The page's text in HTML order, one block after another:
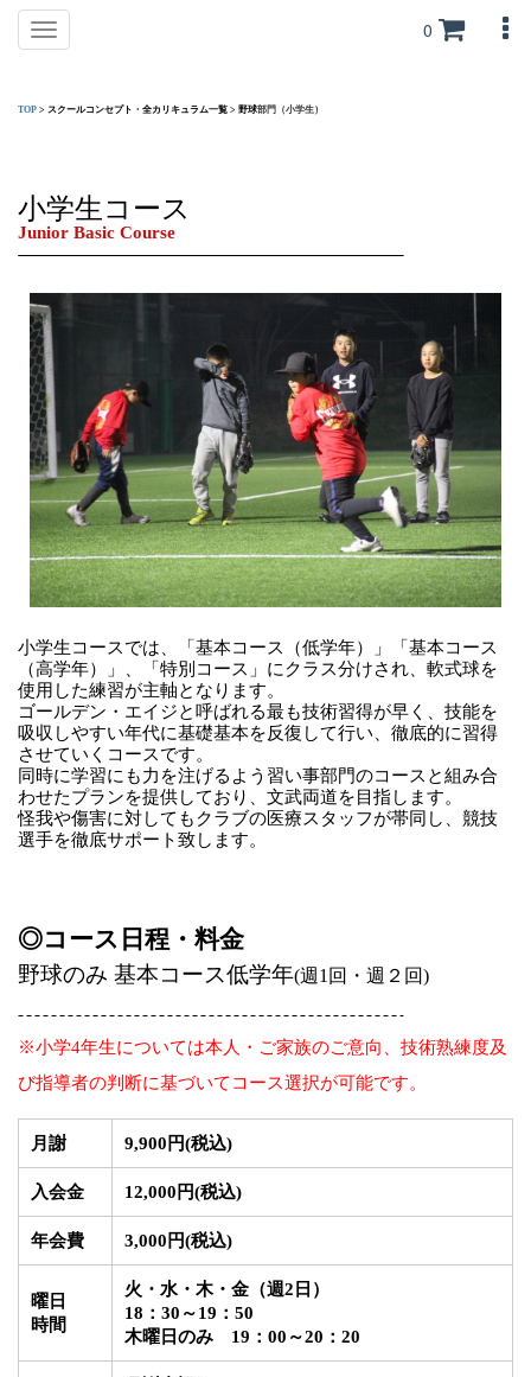
Toggle
navigation
0
TOP > スクールコンセプト・全カリキュラム一覧 > 野球部門（小学生）
小学生コース
Junior Basic Course
小学生コースでは、「基本コース（低学年）」「基本コース
（高学年）」、「特別コース」にクラス分けされ、軟式球を
使用した練習が主軸となります。
ゴールデン・エイジと呼ばれる最も技術習得が早く、技能を
吸収しやすい年代に基礎基本を反復して行い、徹底的に習得
させていくコースです。
同時に学習にも力を注げるよう習い事部門のコースと組み合
わせたプランを提供しており、文武両道を目指します。
怪我や傷害に対してもクラブの医療スタッフが帯同し、競技
選手を徹底サポート致します。
◎コース日程・料金
野球のみ 基本コース低学年(週 1 回・週２回)
※小学4年生については本人・ご家族のご意向、技術熟練度及
び指導者の判断に基づいてコース選択が可能です。
月謝 9,900円(税込)
入会金 12,000円(税込)
年会費 3,000円(税込)
曜日
時間
火・水・木・金（週2日）
18：30～19：50
木曜日のみ 19：00～20：20